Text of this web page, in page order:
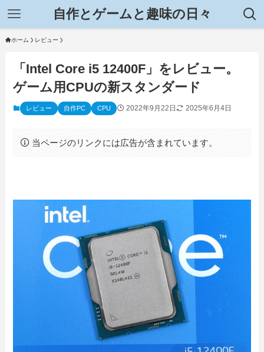
自作とゲームと趣味の日々
ホーム レビュー
「Intel Core i5 12400F」をレビュー。
ゲーム用CPUの新スタンダード
レビュー 自作PC CPU 2022年9月22日 2025年6月4日
当ページのリンクには広告が含まれています。